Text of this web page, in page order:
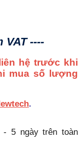
VAT ----
hệ trước khi
mua số lượng
.
5 ngày trên toàn